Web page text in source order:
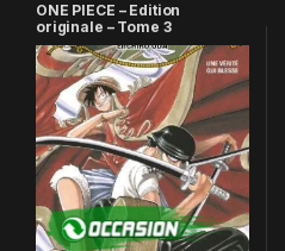
ONE PIECE – Edition
originale – Tome 3